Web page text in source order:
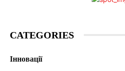
CATEGORIES
Інновації